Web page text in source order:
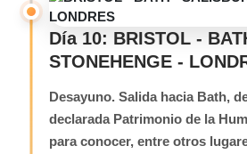
Día 10: BRISTOL -
STONEHENGE -
Desayuno. Salida hacia Bath,
declarada Patrimonio de la
para conocer, entre otros